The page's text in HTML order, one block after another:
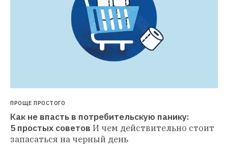
ПРОЩЕ ПРОСТОГО
Как не впасть в потребительскую панику:
5 простых советов И чем действительно стоит
запасаться на черный день